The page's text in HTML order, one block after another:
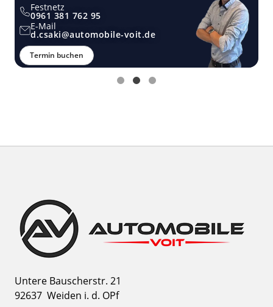
Festnetz
0961 381 762 95
E-Mail
d.csaki@automobile-voit.de
Termin buchen
Untere Bauscherstr. 21
92637 Weiden i. d. OPf